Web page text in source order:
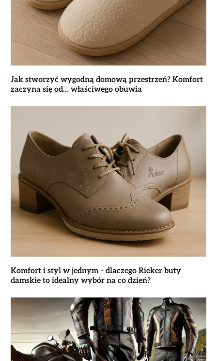
Jak stworzyć wygodną domową przestrzeń? Komfort
zaczyna się od… właściwego obuwia
Komfort i styl w jednym – dlaczego Rieker buty
damskie to idealny wybór na co dzień?